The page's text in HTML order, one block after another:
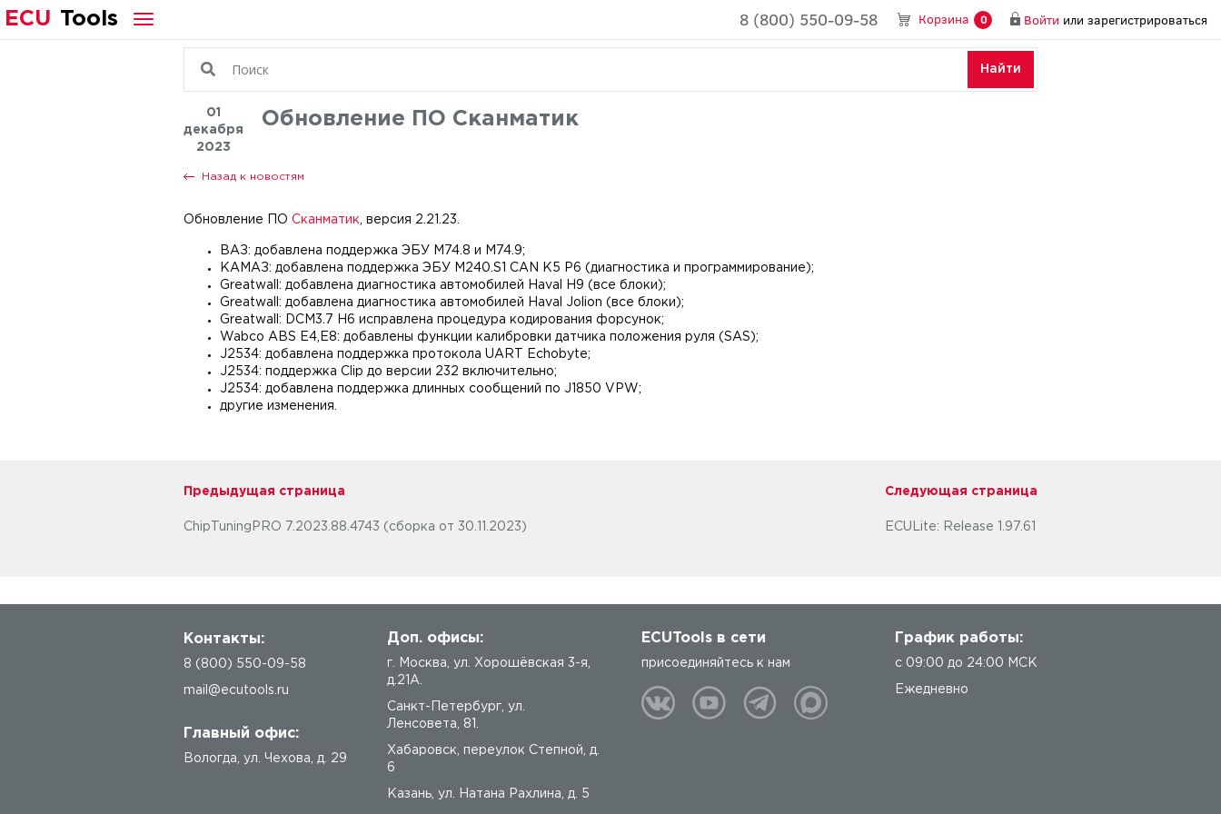
ECU Tools 8 (800) 550-09-58 Корзина 0 Войти или зарегистрироваться
Найти
01
декабря
2023
Обновление ПО Сканматик
Назад к новостям
Обновление ПО Сканматик , версия 2.21.23.
ВАЗ: добавлена поддержка ЭБУ M74.8 и M74.9;
КАМАЗ: добавлена поддержка ЭБУ М240.S1 CAN K5 P6 (диагностика и программирование);
Greatwall: добавлена диагностика автомобилей Haval H9 (все блоки);
Greatwall: добавлена диагностика автомобилей Haval Jolion (все блоки);
Greatwall: DCM3.7 H6 исправлена процедура кодирования форсунок;
Wabco ABS E4,E8: добавлены функции калибровки датчика положения руля (SAS);
J2534: добавлена поддержка протокола UART Echobyte;
J2534: поддержка Clip до версии 232 включительно;
J2534: добавлена поддержка длинных сообщений по J1850 VPW;
другие изменения.
Предыдущая страница
ChipTuningPRO 7.2023.88.4743 (сборка от 30.11.2023)
Следующая страница
ECULite: Release 1.97.61
Контакты:
8 (800) 550-09-58
mail@ecutools.ru
Главный офис:
Вологда ул. Чехова, д. 29
Доп. офисы:
г. Москва, ул. Хорошёвская 3-я,
д.21А.
Санкт-Петербург, ул.
Ленсовета, 81.
Хабаровск, переулок Степной, д.
6
Казань, ул. Натана Рахлина, д. 5
ECUTools в сети
присоединяйтесь к нам
График работы:
с 09:00 до 24:00 МСК
Ежедневно